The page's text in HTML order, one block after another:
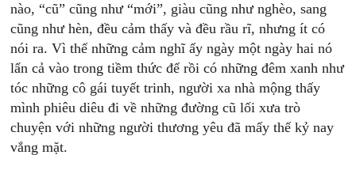
nào, “cũ” cũng như “mới”, giàu cũng như nghèo, sang
cũng như hèn, đều cảm thấy và đều rầu rĩ, nhưng ít có
nói ra. Vì thế những cảm nghĩ ấy ngày một ngày hai nó
lẩn cả vào trong tiềm thức để rồi có những đêm xanh như
tóc những cô gái tuyết trinh, người xa nhà mộng thấy
mình phiêu diêu đi về những đường cũ lối xưa trò
chuyện với những người thương yêu đã mấy thế kỷ nay
vắng mặt.